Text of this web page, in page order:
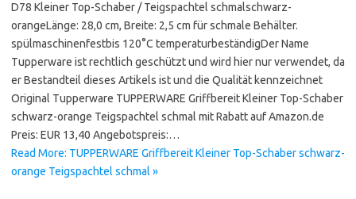
D78 Kleiner Top-Schaber / Teigspachtel schmalschwarz-
orangeLänge: 28,0 cm, Breite: 2,5 cm für schmale Behälter.
spülmaschinenfestbis 120°C temperaturbeständigDer Name
Tupperware ist rechtlich geschützt und wird hier nur verwendet, da
er Bestandteil dieses Artikels ist und die Qualität kennzeichnet
Original Tupperware TUPPERWARE Griffbereit Kleiner Top-Schaber
schwarz-orange Teigspachtel schmal mit Rabatt auf Amazon.de
Preis: EUR 13,40 Angebotspreis:…
Read More: TUPPERWARE Griffbereit Kleiner Top-Schaber schwarz-
orange Teigspachtel schmal »